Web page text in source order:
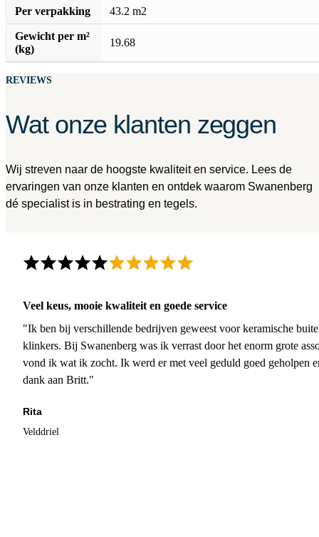
Per verpakking 43.2 m2
Gewicht per m²
(kg)
19.68
REVIEWS
Wat onze klanten zeggen
Wij streven naar de hoogste kwaliteit en service. Lees de
ervaringen van onze klanten en ontdek waarom Swanenberg
dé specialist is in bestrating en tegels.
Veel keus, mooie kwaliteit en goede service
"Ik ben bij verschillende bedrijven geweest voor keramische
klinkers. Bij Swanenberg was ik verrast door het enorm grote
vond ik wat ik zocht. Ik werd er met veel geduld goed geholpen
dank aan Britt."
Rita
Velddriel